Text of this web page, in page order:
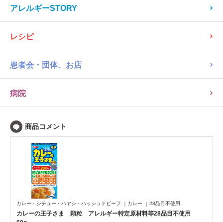
アレルギーSTORY
レシピ
患者会・団体、お店
病院
カレー・シチュー・ハヤシ・ハッシュドビーフ カレー 28品目不使用
カレーの王子さま 顆粒 アレルギー特定原材料等28品目不使用